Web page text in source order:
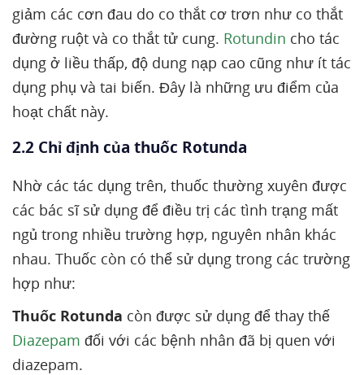
giảm các cơn đau do co thắt cơ trơn như co thắt
đường ruột và co thắt tử cung. Rotundin cho tác
dụng ở liều thấp, độ dung nạp cao cũng như ít tác
dụng phụ và tai biến. Đây là những ưu điểm của
hoạt chất này.
2.2 Chỉ định của thuốc Rotunda
Nhờ các tác dụng trên, thuốc thường xuyên được
các bác sĩ sử dụng để điều trị các tình trạng mất
ngủ trong nhiều trường hợp, nguyên nhân khác
nhau. Thuốc còn có thể sử dụng trong các trường
hợp như:
Thuốc Rotunda còn được sử dụng để thay thế
Diazepam đối với các bệnh nhân đã bị quen với
diazepam.